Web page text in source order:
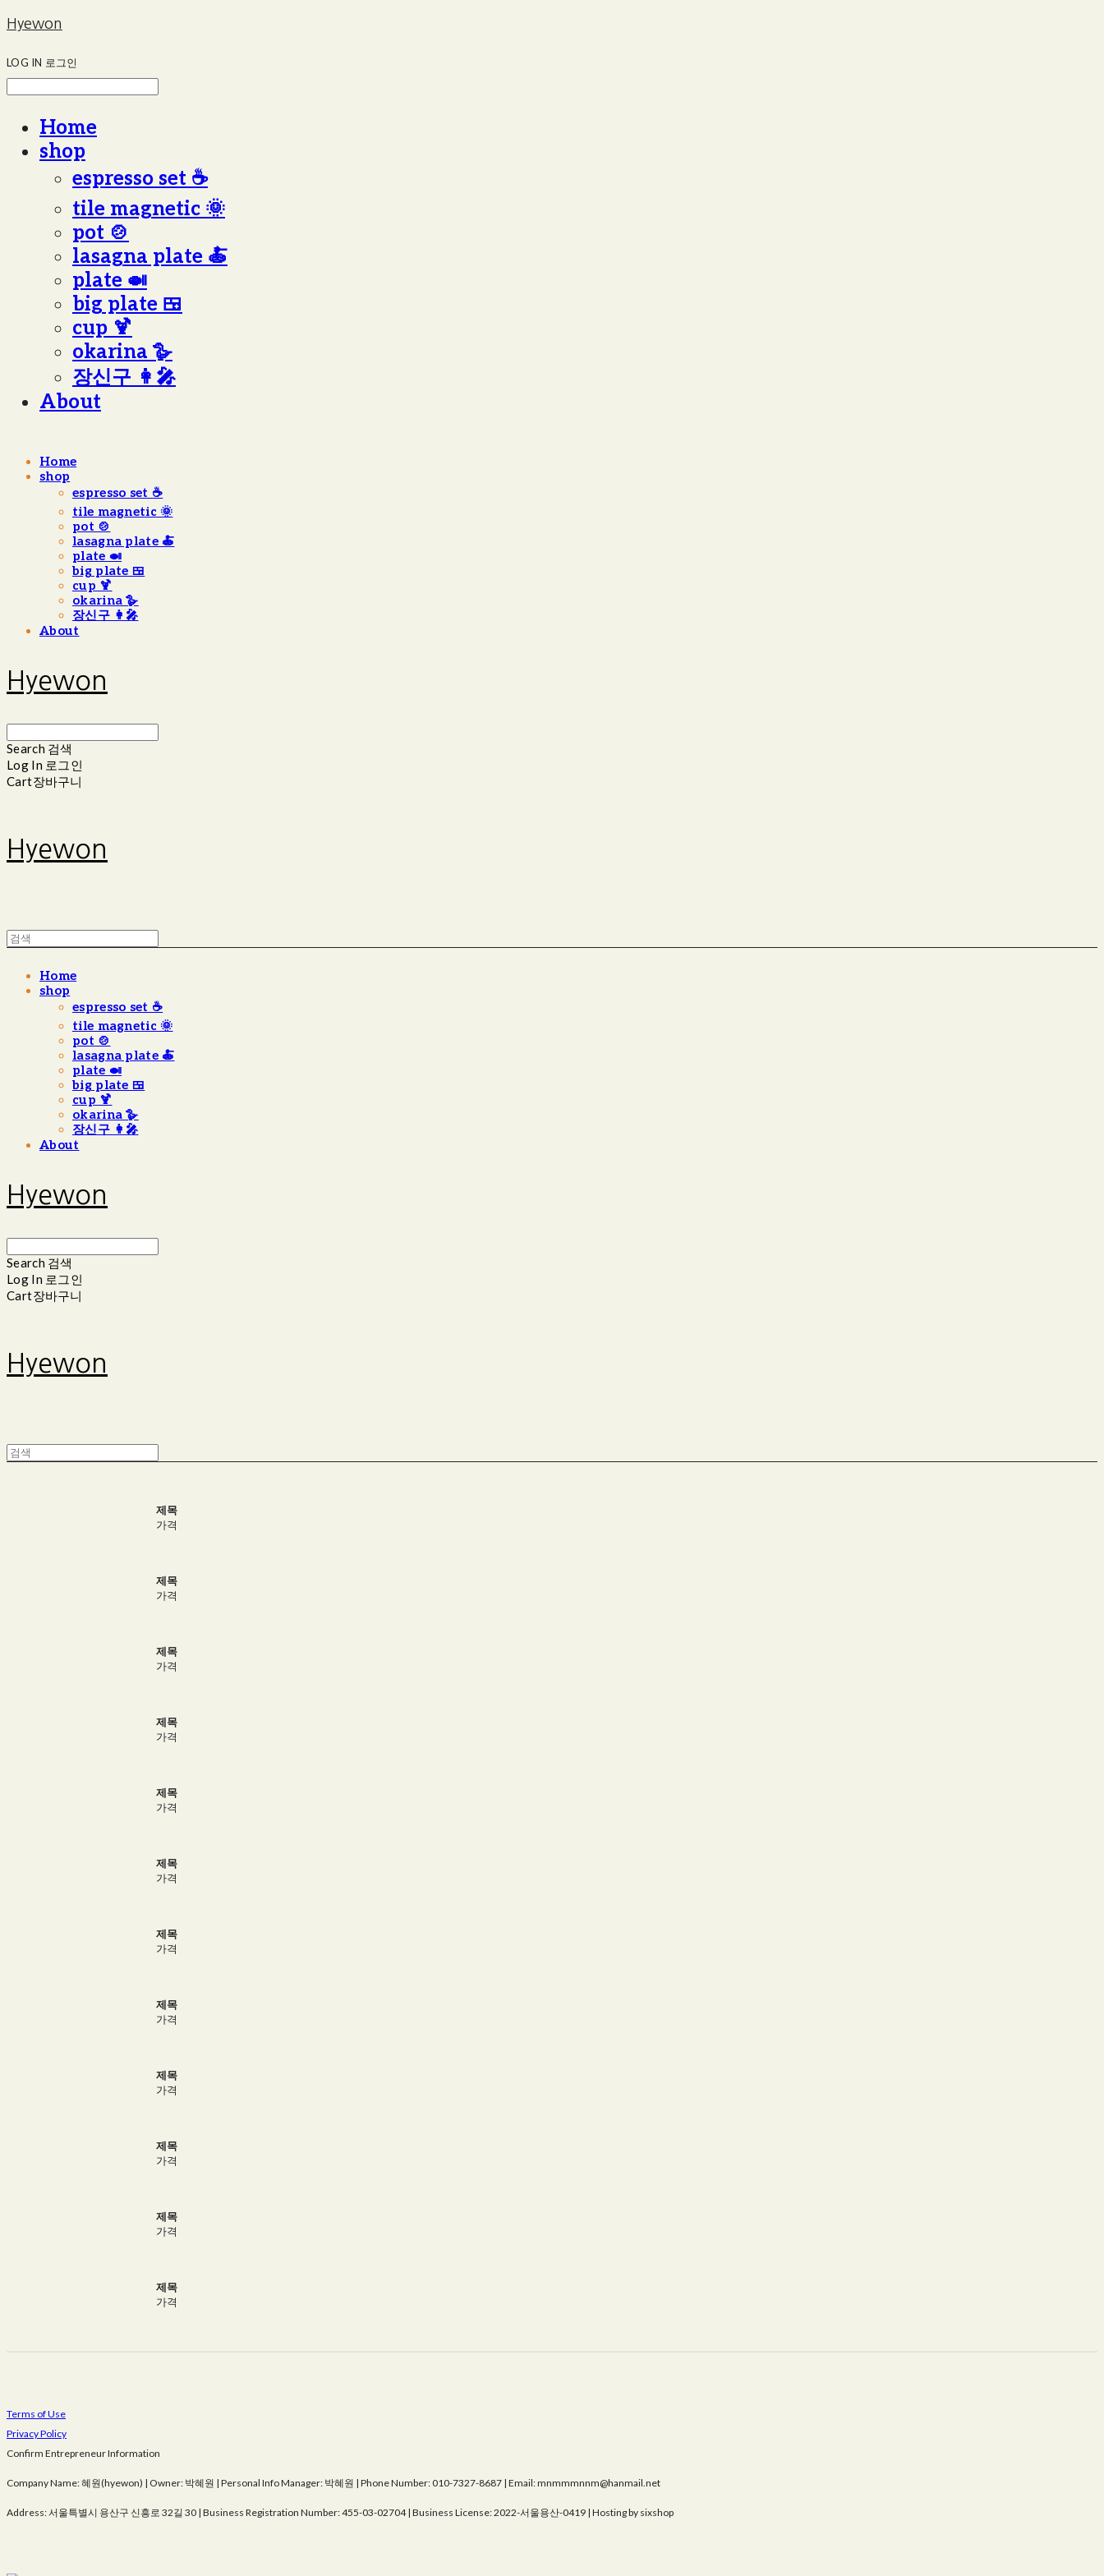
Hyewon
LOG IN 로그인
Home
shop
espresso set ☕️
tile magnetic 🌞
pot 🍲
lasagna plate 🍝
plate 🍛
big plate 🍱
cup 🍹
okarina 🪿
장신구 👩‍🎤
About
Home
shop
espresso set ☕️
tile magnetic 🌞
pot 🍲
lasagna plate 🍝
plate 🍛
big plate 🍱
cup 🍹
okarina 🪿
장신구 👩‍🎤
About
Hyewon
Search 검색
Log In 로그인
Cart장바구니
Hyewon
Home
shop
espresso set ☕️
tile magnetic 🌞
pot 🍲
lasagna plate 🍝
plate 🍛
big plate 🍱
cup 🍹
okarina 🪿
장신구 👩‍🎤
About
Hyewon
Search 검색
Log In 로그인
Cart장바구니
Hyewon
제목
가격
제목
가격
제목
가격
제목
가격
제목
가격
제목
가격
제목
가격
제목
가격
제목
가격
제목
가격
제목
가격
제목
가격
Terms of Use
Privacy Policy
Confirm Entrepreneur Information
Company Name: 혜원(hyewon) | Owner: 박혜원 | Personal Info Manager: 박혜원 | Phone Number: 010-7327-8687 | Email: mnmmmnnm@hanmail.net
Address: 서울특별시 용산구 신흥로 32길 30 | Business Registration Number:455-03-02704| Business License:2022-서울용산-0419 | Hosting by sixshop